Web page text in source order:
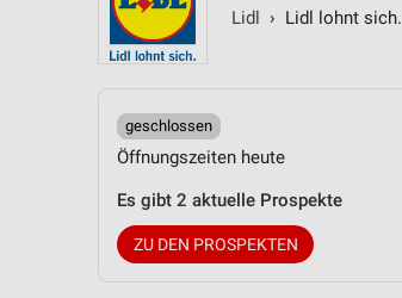
Lidl › Lidl lohnt sich.
geschlossen
Öffnungszeiten heute
Es gibt 2 aktuelle Prospekte
ZU DEN PROSPEKTEN